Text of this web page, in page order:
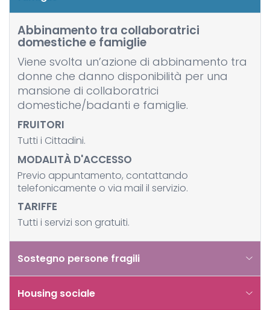
Abbinamento tra collaboratrici
domestiche e famiglie
Viene svolta un’azione di abbinamento tra
donne che danno disponibilità per una
mansione di collaboratrici
domestiche/badanti e famiglie.
FRUITORI
Tutti i Cittadini.
MODALITÀ D'ACCESSO
Previo appuntamento, contattando
telefonicamente o via mail il servizio.
TARIFFE
Tutti i servizi son gratuiti.
Sostegno persone fragili
Housing sociale